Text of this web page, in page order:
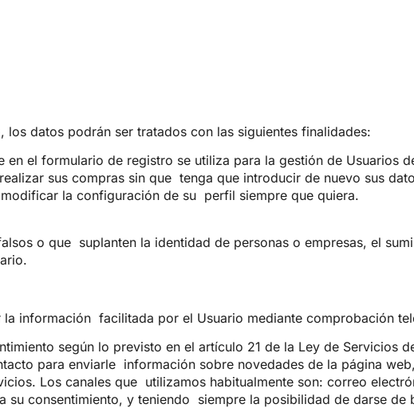
los datos podrán ser tratados con las siguientes finalidades:
en el formulario de registro se utiliza para la gestión de Usuarios
sus compras sin que tenga que introducir de nuevo sus
la configuración de su perfil siempre que quiera.
o que suplanten la identidad de personas o empresas, el
la información facilitada por el Usuario mediante comprobación
según lo previsto en el artículo 21 de la Ley de Servicios
para enviarle información sobre novedades de la página
Los canales que utilizamos habitualmente son: correo
su consentimiento, y teniendo siempre la posibilidad de darse de